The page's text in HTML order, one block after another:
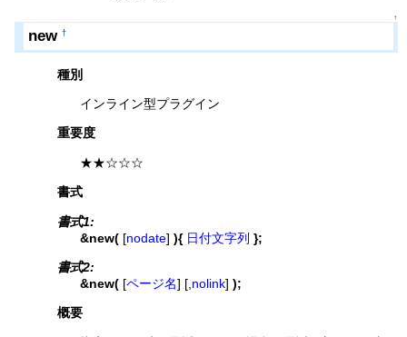
↑
new†
種別
インライン型プラグイン
重要度
★★☆☆☆
書式
書式1:
&new( [nodate]){ 日付文字列 };
書式2:
&new( [ページ名] [, nolink]);
概要